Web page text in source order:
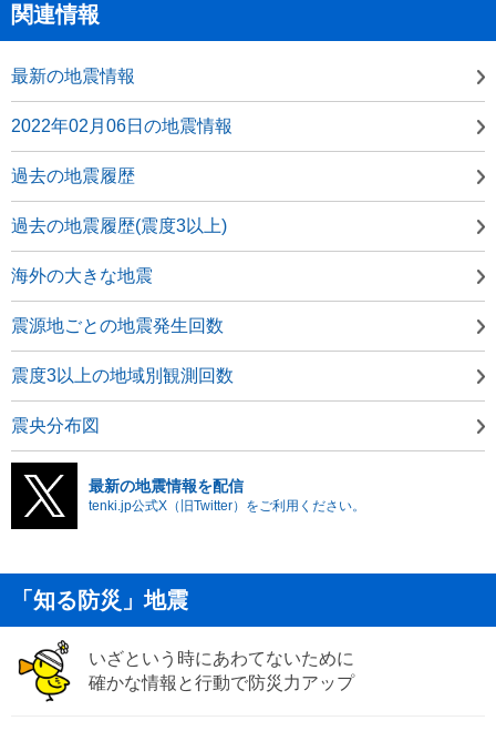
関連情報
最新の地震情報
2022年02月06日の地震情報
過去の地震履歴
過去の地震履歴(震度3以上)
海外の大きな地震
震源地ごとの地震発生回数
震度3以上の地域別観測回数
震央分布図
最新の地震情報を配信
tenki.jp公式X（旧Twitter）をご利用ください。
「知る防災」地震
いざという時にあわてないために
確かな情報と行動で防災力アップ